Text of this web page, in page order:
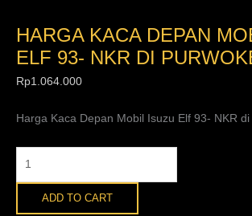
HARGA KACA DEPAN
ELF 93- NKR DI
Rp1.064.000
Harga Kaca Depan Mobil Isuzu Elf 93- NKR
ADD TO CART